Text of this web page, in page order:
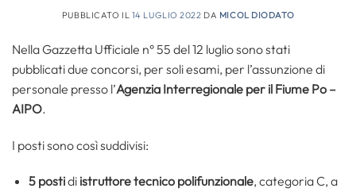
PUBBLICATO IL 14 LUGLIO 2022 DA MICOL DIODATO
Nella Gazzetta Ufficiale n° 55 del 12 luglio sono stati
pubblicati due concorsi, per soli esami, per l’assunzione di
personale presso l’Agenzia Interregionale per il Fiume Po –
AIPO.
I posti sono così suddivisi:
5 postidi istruttore tecnico polifunzionale, categoria C, a